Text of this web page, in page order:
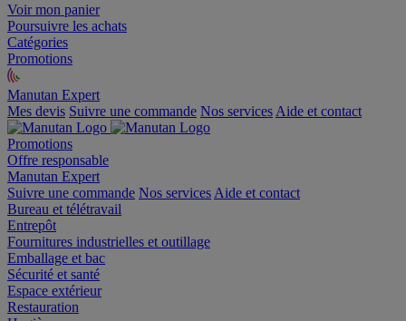
Voir mon panier
Poursuivre les achats
Catégories
Promotions
Manutan Expert
offre reconditionnée
Mes devis Suivre une commande Nos services
Promotions
Offre responsable
Manutan Expert
Suivre une commande
Bureau et télétravail
Entrepôt
Fournitures industrielles et outillage
Emballage et bac
Sécurité et santé
Espace extérieur